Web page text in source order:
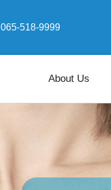
065-518-9999
About Us